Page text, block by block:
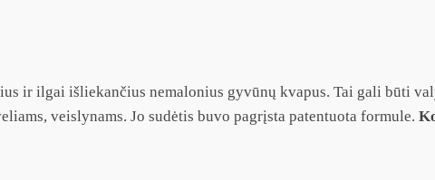
ir ilgai išliekančius nemalonius gyvūnų kvapus. Tai gali būti
veislynams. Jo sudėtis buvo pagrįsta patentuota formule.